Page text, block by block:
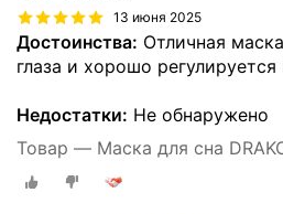
13 июня 2025
Достоинства: Отличная
глаза и хорошо
Недостатки: Не обнаружено
Товар — Маска для сна